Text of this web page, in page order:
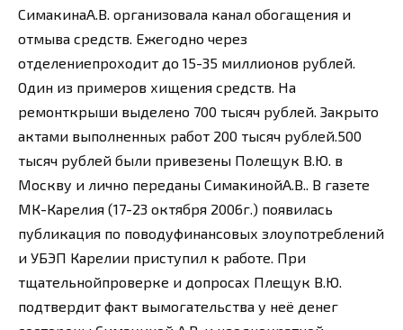
СимакинаА.В. организовала канал обогащения и
отмыва средств. Ежегодно через
отделениепроходит до 15-35 миллионов рублей.
Один из примеров хищения средств. На
ремонткрыши выделено 700 тысяч рублей. Закрыто
актами выполненных работ 200 тысяч рублей.500
тысяч рублей были привезены Полещук В.Ю. в
Москву и лично переданы СимакинойА.В.. В газете
МК-Карелия (17-23 октября 2006г.) появилась
публикация по поводуфинансовых злоупотреблений
и УБЭП Карелии приступил к работе. При
тщательнойпроверке и допросах Плещук В.Ю.
подтвердит факт вымогательства у неё денег